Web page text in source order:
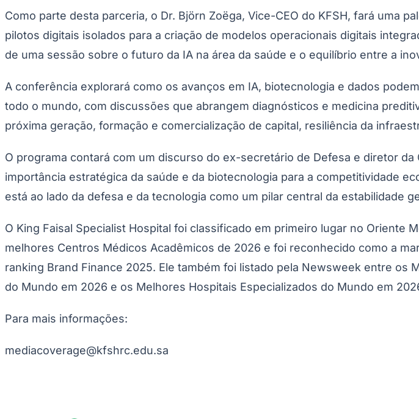
Parques & Represas
Cidades da Região
Santana de Parnaíba
Osasco Carapicuíba Jandira Itapevi Cotia Pirapora do Bom Jesus AraçariguamaCajamar
Para Sua Empresa
Anuncie Regional
Guia de Empresas
Vagas na RegiãoNovo
Hub de Negócios
Guia Comercial
Portal Educacional
Agenda de Vestibulares
Vagas de Emprego
Panorama Econômico
Para Sua Empresa
Anuncie no Portal
Verificar EmpresaNovo
Anunciar VagasNovo
NBA
Fórmula 1
Como parte desta parceria, o Dr. Björn Zoëga, Vice-CEO do KFSH, fará uma
pilotos digitais isolados para a criação de modelos operacionais digitais
de uma sessão sobre o futuro da IA na área da saúde e o equilíbrio entre a
A conferência explorará como os avanços em IA, biotecnologia e dados
todo o mundo, com discussões que abrangem diagnósticos e medicina
próxima geração, formação e comercialização de capital, resiliência da
O programa contará com um discurso do ex-secretário de Defesa e diretor
importância estratégica da saúde e da biotecnologia para a competitividade
está ao lado da defesa e da tecnologia como um pilar central da estabilidade
O King Faisal Specialist Hospital foi classificado em primeiro lugar no Oriente
melhores Centros Médicos Acadêmicos de 2026 e foi reconhecido como a
ranking Brand Finance 2025. Ele também foi listado pela Newsweek entre
do Mundo em 2026 e os Melhores Hospitais Especializados do Mundo em
Para mais informações:
mediacoverage@kfshrc.edu.sa